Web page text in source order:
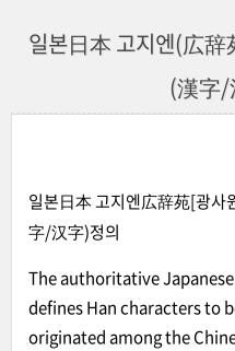
일본日本 고지엔(広
(漢字/
일본日本 고지엔広辞苑[광사
字/汉字)정의
The authoritative
defines Han characters to
originated among the